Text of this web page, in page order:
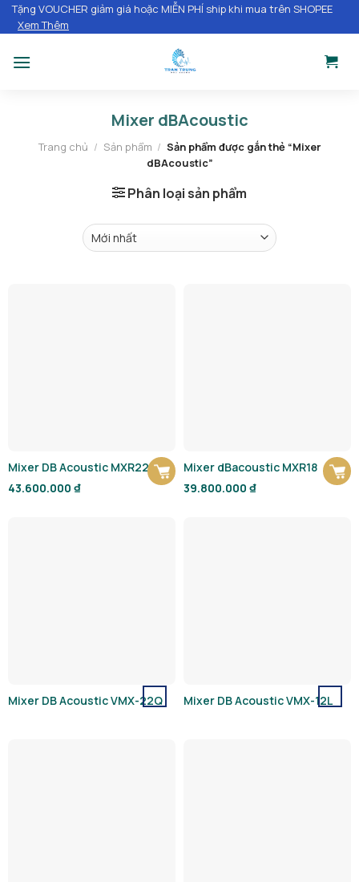
Chuyển
đến
dung
Tặng VOUCHER giảm giá hoặc MIỄN PHÍ ship khi mua trên SHOPEE
Xem Thêm
Mixer dBAcoustic
Trang chủ / Sản phẩm / Sản phẩm được gắn thẻ “Mixer
dBAcoustic”
Phân loại sản phẩm
Mixer DB Acoustic MXR22
43.600.000 ₫
Mixer dBacoustic MXR18
39.800.000 ₫
Mixer DB Acoustic VMX-22Q Mixer DB Acoustic VMX-12L